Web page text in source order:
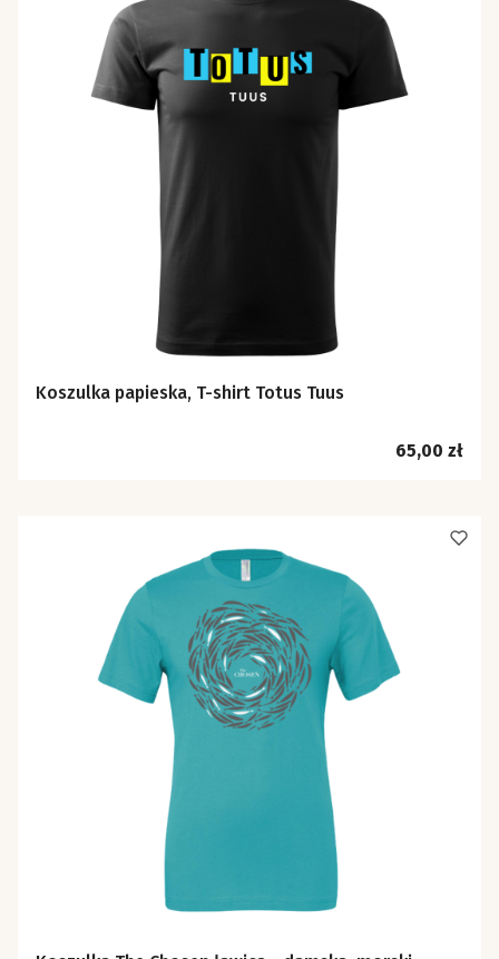
Koszulka papieska, T-shirt Totus Tuus
Cena
65,00 zł